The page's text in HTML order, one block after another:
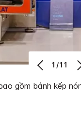
gồm bánh kếp
1/11